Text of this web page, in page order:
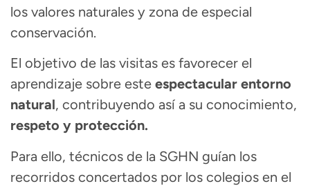
los valores naturales y zona de especial
conservación.
El objetivo de las visitas es favorecer el
aprendizaje sobre este espectacular entorno
natural, contribuyendo así a su conocimiento,
respeto y protección.
Para ello, técnicos de la SGHN guían los
recorridos concertados por los colegios en el